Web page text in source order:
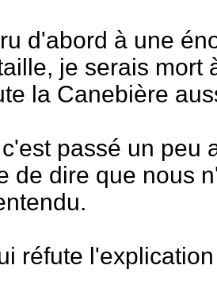
d'abord à une
je serais mort
la Canebière
passé un peu
de dire que nous
réfute